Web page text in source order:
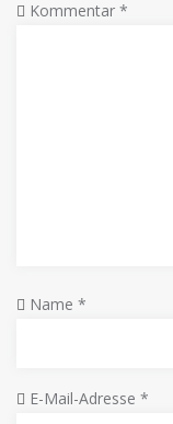
Kommentar *
Name *
E-Mail-Adresse *